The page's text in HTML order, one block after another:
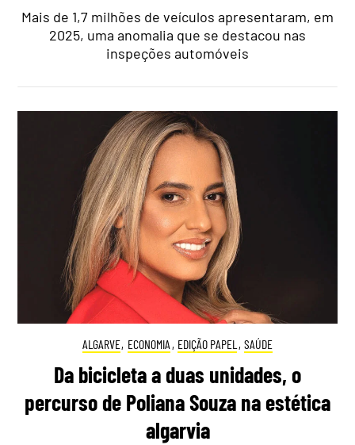
Mais de 1,7 milhões de veículos apresentaram, em
2025, uma anomalia que se destacou nas
inspeções automóveis
ALGARVE, ECONOMIA , EDIÇÃO PAPEL , SAÚDE
Da bicicleta a duas unidades, o
percurso de Poliana Souza na estética
algarvia